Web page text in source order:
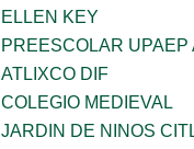
ELLEN KEY
PREESCOLAR UPAEP
ATLIXCO DIF
COLEGIO MEDIEVAL
JARDIN DE NINOS